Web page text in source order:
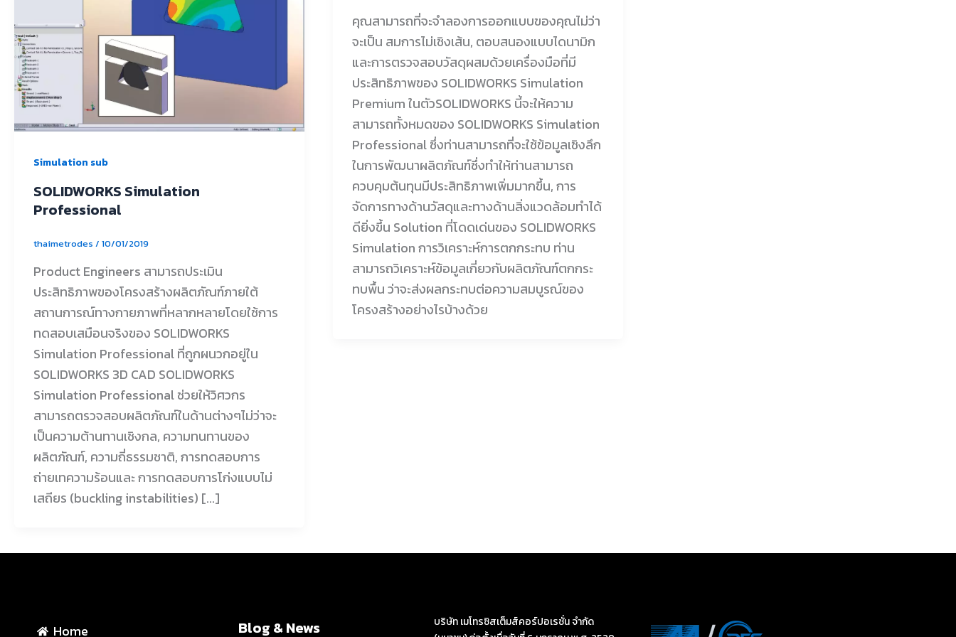
Simulation sub
SOLIDWORKS Simulation
Professional
thaimetrodes / 10/01/2019
Product Engineers สามารถประเมิน
ประสิทธิภาพของโครงสร้างผลิตภัณฑ์ภายใต้
สถานการณ์ทางกายภาพที่หลากหลายโดยใช้การ
ทดสอบเสมือนจริงของ SOLIDWORKS
Simulation Professional ที่ถูกผนวกอยู่ใน
SOLIDWORKS 3D CAD SOLIDWORKS
Simulation Professional ช่วยให้วิศวกร
สามารถตรวจสอบผลิตภัณฑ์ในด้านต่างๆไม่ว่าจะ
เป็นความต้านทานเชิงกล, ความทนทานของ
ผลิตภัณฑ์, ความถี่ธรรมชาติ, การทดสอบการ
ถ่ายเทความร้อนและ การทดสอบการโก่งแบบไม่
เสถียร (buckling instabilities) [...]
คุณสามารถที่จะจำลองการออกแบบของคุณไม่ว่า
จะเป็น สมการไม่เชิงเส้น, ตอบสนองแบบไดนามิก
และการตรวจสอบวัสดุผสมด้วยเครื่องมือที่มี
ประสิทธิภาพของ SOLIDWORKS Simulation
Premium ในตัวSOLIDWORKS นี้จะให้ความ
สามารถทั้งหมดของ SOLIDWORKS Simulation
Professional ซึ่งท่านสามารถที่จะใช้ข้อมูลเชิงลึก
ในการพัฒนาผลิตภัณฑ์ซึ่งทำให้ท่านสามารถ
ควบคุมต้นทุนมีประสิทธิภาพเพิ่มมากขึ้น, การ
จัดการทางด้านวัสดุและทางด้านสิ่งแวดล้อมทำได้
ดียิ่งขึ้น Solution ที่โดดเด่นของ SOLIDWORKS
Simulation การวิเคราะห์การตกกระทบ ท่าน
สามารถวิเคราะห์ข้อมูลเกี่ยวกับผลิตภัณฑ์ตกกระ
ทบพื้น ว่าจะส่งผลกระทบต่อความสมบูรณ์ของ
โครงสร้างอย่างไรบ้างด้วย
Home Blog & News
บริษัท เมโทรซิสเต็มส์คอร์ปอเรชั่น จำกัด